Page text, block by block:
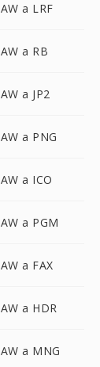
AW a LRF
AW a RB
AW a JP2
AW a PNG
AW a ICO
AW a PGM
AW a FAX
AW a HDR
AW a MNG